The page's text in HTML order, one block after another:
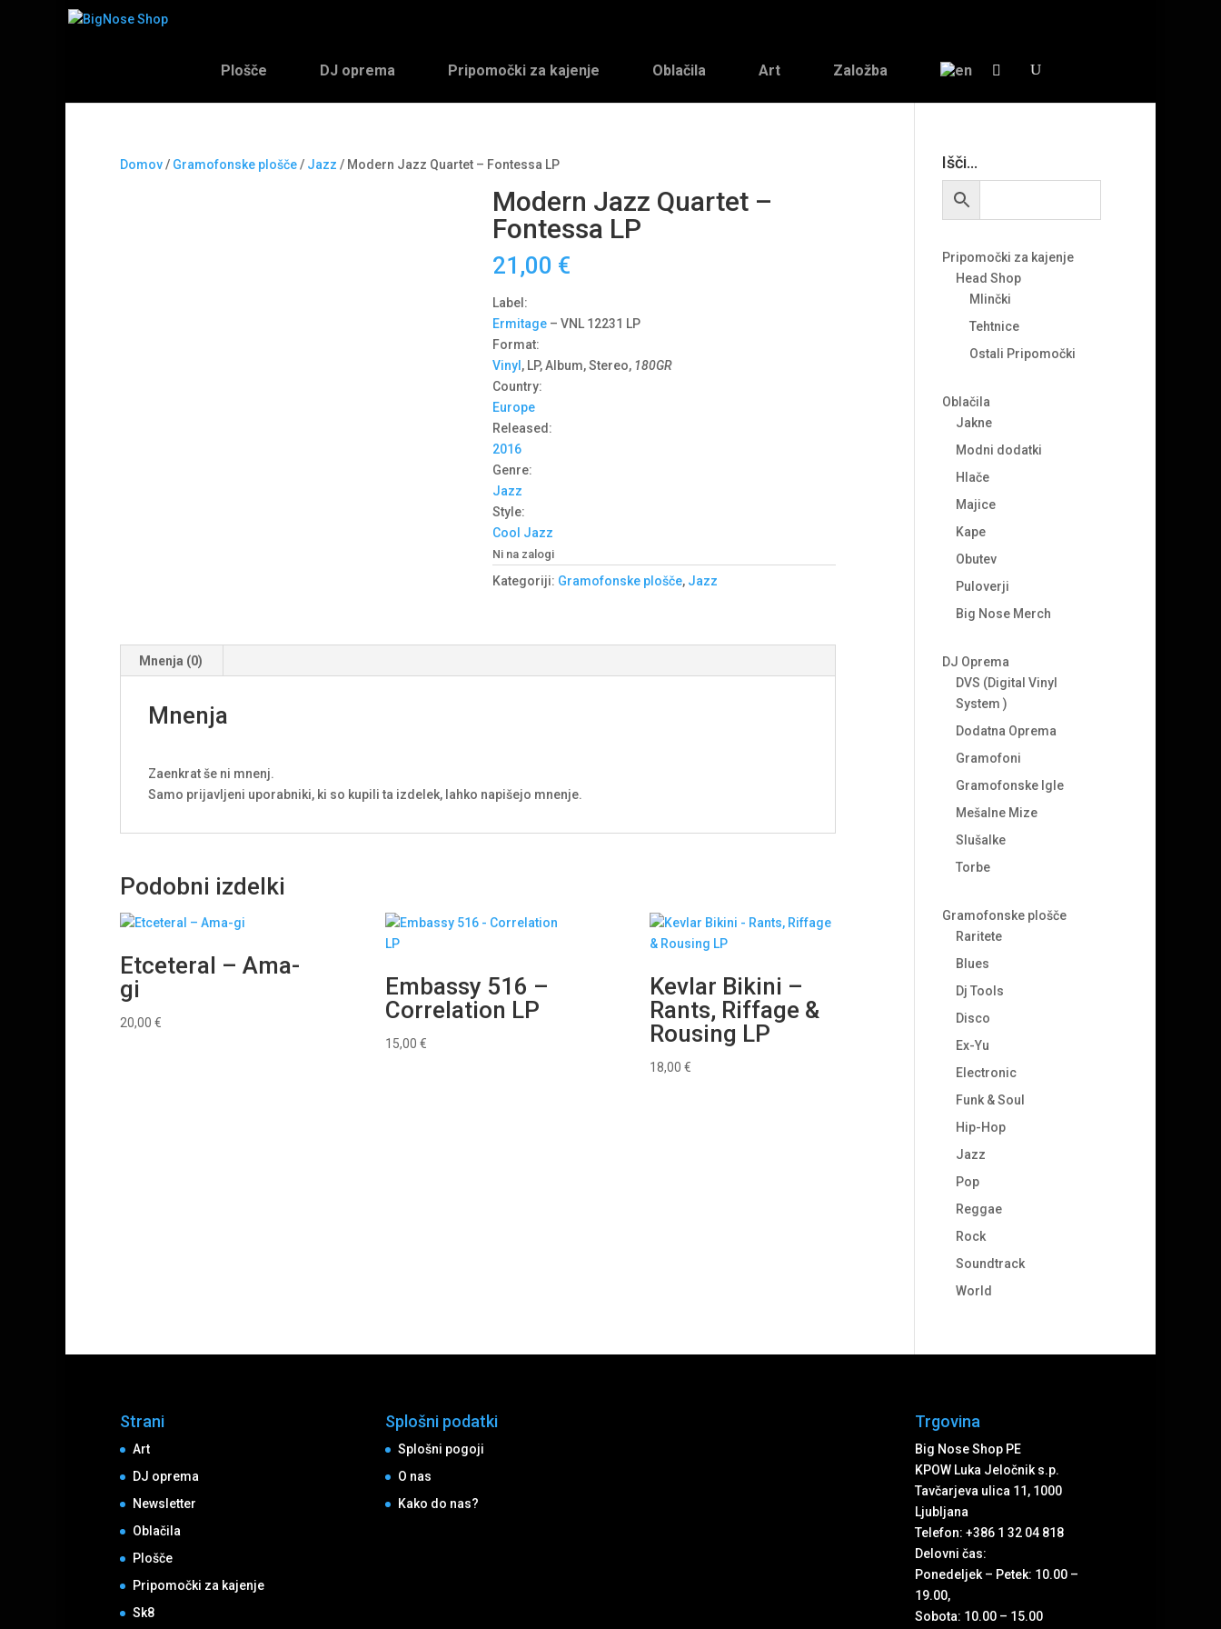
Plošče DJ oprema Pripomočki za kajenje Oblačila Art Založba
Domov/ Gramofonske plošče/ Jazz / Modern Jazz Quartet – Fontessa LP
Modern Jazz Quartet –
Fontessa LP
21,00 €
Label:
Ermitage‎– VNL 12231 LP
Format:
Vinyl , LP, Album, Stereo, 180GR
Country:
Europe
Released:
2016
Genre:
Jazz
Style:
Cool Jazz
Ni na zalogi
Kategoriji: Gramofonske plošče, Jazz
Mnenja (0)
Mnenja
Zaenkrat še ni mnenj.
Samo prijavljeni uporabniki, ki so kupili ta izdelek, lahko napišejo mnenje.
Podobni izdelki
Etceteral ‎– Ama-
gi
20,00 €
Embassy 516 –
Correlation LP
15,00 €
Kevlar Bikini –
Rants, Riffage &
Rousing LP
18,00€
Išči…
Pripomočki za kajenje
Head Shop
Mlinčki
Tehtnice
Ostali Pripomočki
Oblačila
Jakne
Modni dodatki
Hlače
Majice
Kape
Obutev
Puloverji
Big Nose Merch
DJ Oprema
DVS (Digital Vinyl
System )
Dodatna Oprema
Gramofoni
Gramofonske Igle
Mešalne Mize
Slušalke
Torbe
Gramofonske plošče
Raritete
Blues
Dj Tools
Disco
Ex-Yu
Electronic
Funk & Soul
Hip-Hop
Jazz
Pop
Reggae
Rock
Soundtrack
World
Strani
Art
DJ oprema
Newsletter
Oblačila
Plošče
Pripomočki za kajenje
Sk8
Splošni podatki
Splošni pogoji
O nas
Kako do nas?
Trgovina
Big Nose Shop PE
KPOW Luka Jeločnik s.p.
Tavčarjeva ulica 11, 1000
Ljubljana
Telefon: +386 1 32 04 818
Delovni čas:
Ponedeljek – Petek: 10.00 –
19.00,
Sobota: 10.00 – 15.00